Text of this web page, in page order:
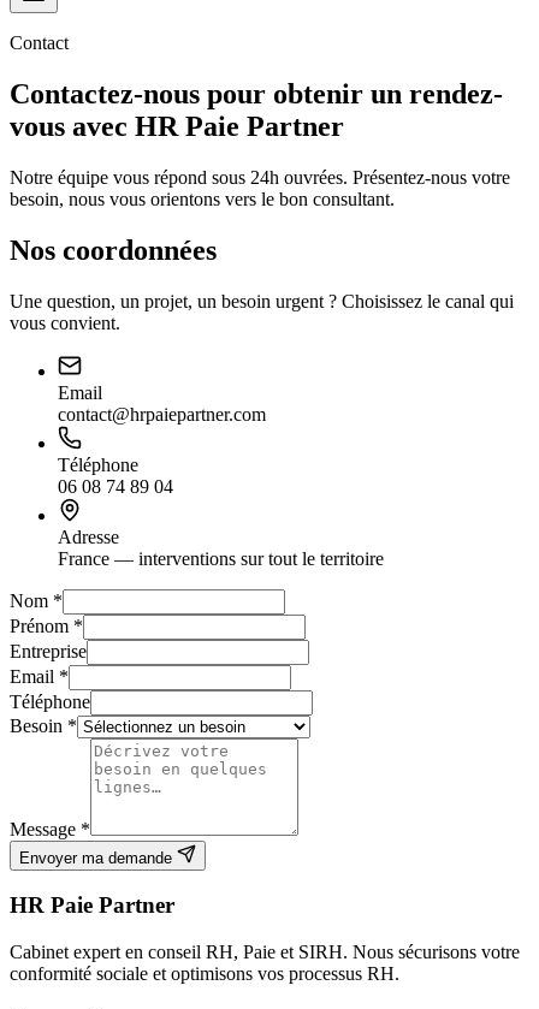
Contact
Contactez-nous pour obtenir un rendez-
vous avec HR Paie Partner
Notre équipe vous répond sous 24h ouvrées. Présentez-nous votre
besoin, nous vous orientons vers le bon consultant.
Nos coordonnées
Une question, un projet, un besoin urgent ? Choisissez le canal qui
vous convient.
Email
contact@hrpaiepartner.com
Téléphone
06 08 74 89 04
Adresse
France — interventions sur tout le territoire
Nom *
Prénom *
Entreprise
Email *
Téléphone
Besoin *
Message *
Envoyer ma demande
HR Paie Partner
Cabinet expert en conseil RH, Paie et SIRH. Nous sécurisons votre
conformité sociale et optimisons vos processus RH.